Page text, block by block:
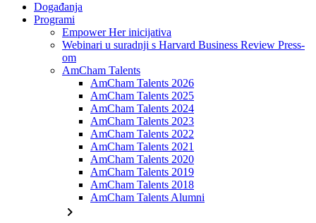
Događanja
Programi
Empower Her inicijativa
Webinari u suradnji s Harvard Business Review Press-
om
AmCham Talents
AmCham Talents 2026
AmCham Talents 2025
AmCham Talents 2024
AmCham Talents 2023
AmCham Talents 2022
AmCham Talents 2021
AmCham Talents 2020
AmCham Talents 2019
AmCham Talents 2018
AmCham Talents Alumni
chevron_right